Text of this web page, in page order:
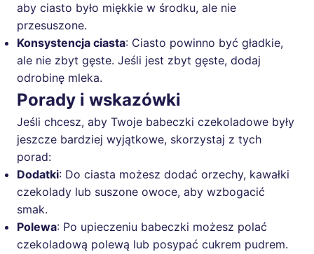
aby ciasto było miękkie w środku, ale nie
przesuszone.
Konsystencja ciasta: Ciasto powinno być gładkie,
ale nie zbyt gęste. Jeśli jest zbyt gęste, dodaj
odrobinę mleka.
Porady i wskazówki
Jeśli chcesz, aby Twoje babeczki czekoladowe były
jeszcze bardziej wyjątkowe, skorzystaj z tych
porad:
Dodatki: Do ciasta możesz dodać orzechy, kawałki
czekolady lub suszone owoce, aby wzbogacić
smak.
Polewa: Po upieczeniu babeczki możesz polać
czekoladową polewą lub posypać cukrem pudrem.